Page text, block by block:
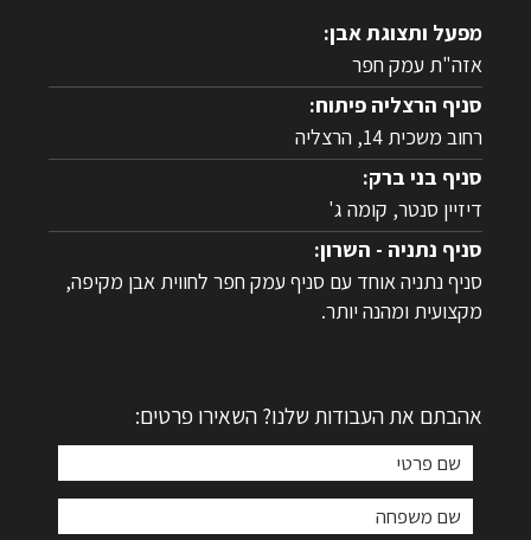
מפעל ותצוגת אבן:
אזה"ת עמק חפר
סניף הרצליה פיתוח:
רחוב משכית 14, הרצליה
סניף בני ברק:
דיזיין סנטר, קומה ג'
סניף נתניה - השרון:
סניף נתניה אוחד עם סניף עמק חפר לחווית אבן מקיפה,
מקצועית ומהנה יותר.
אהבתם את העבודות שלנו? השאירו פרטים: